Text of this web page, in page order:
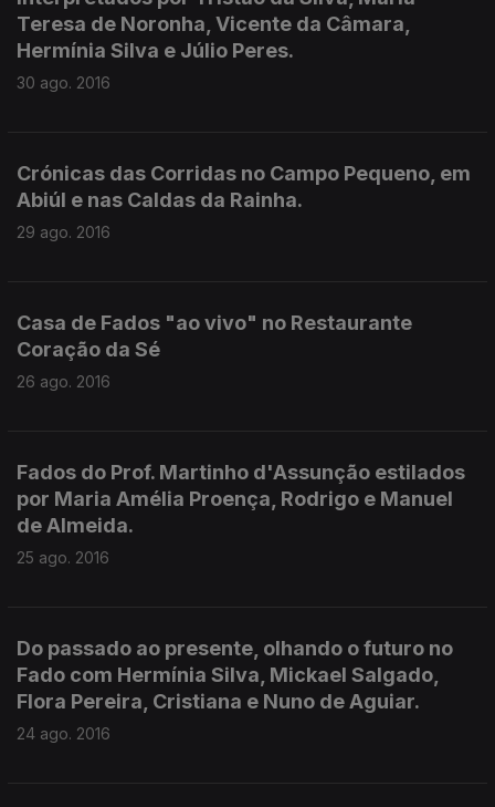
Teresa de Noronha, Vicente da Câmara,
Hermínia Silva e Júlio Peres.
30 ago. 2016
Crónicas das Corridas no Campo Pequeno, em
Abiúl e nas Caldas da Rainha.
29 ago. 2016
Casa de Fados "ao vivo" no Restaurante
Coração da Sé
26 ago. 2016
Fados do Prof. Martinho d'Assunção estilados
por Maria Amélia Proença, Rodrigo e Manuel
de Almeida.
25 ago. 2016
Do passado ao presente, olhando o futuro no
Fado com Hermínia Silva, Mickael Salgado,
Flora Pereira, Cristiana e Nuno de Aguiar.
24 ago. 2016